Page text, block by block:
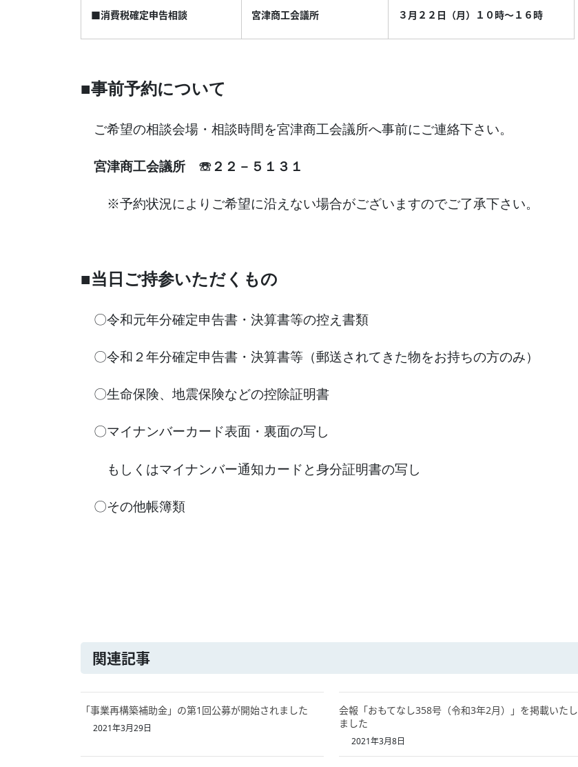
■消費税確定申告相談 宮津商工会議所 ３月２２日（月）１０時～１６時
■事前予約について
ご希望の相談会場・相談時間を宮津商工会議所へ事前にご連絡下さい。
宮津商工会議所 ☏２２－５１３１
※予約状況によりご希望に沿えない場合がございますのでご了承下さい。
■当日ご持参いただくもの
〇令和元年分確定申告書・決算書等の控え書類
〇令和２年分確定申告書・決算書等（郵送されてきた物をお持ちの方のみ）
〇生命保険、地震保険などの控除証明書
〇マイナンバーカード表面・裏面の写し
もしくはマイナンバー通知カードと身分証明書の写し
〇その他帳簿類
関連記事
「事業再構築補助金」の第1回公募が開始されました
2021年3月29日
会報「おもてなし358号（令和3年2月）」を掲載いたし
ました
2021年3月8日